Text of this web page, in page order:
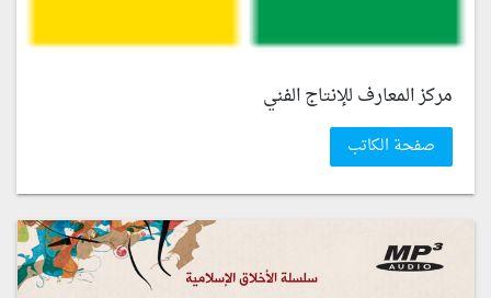
مركز المعارف للإنتاج الفني
صفحة الكاتب